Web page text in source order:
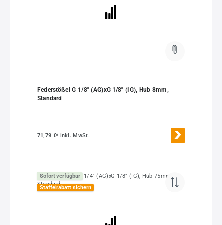
Federstößel G 1/8" (AG)xG 1/8" (IG), Hub 8mm ,
Standard
71,79 €* inkl. MwSt.
Sofort verfügbar
Staffelrabatt sichern